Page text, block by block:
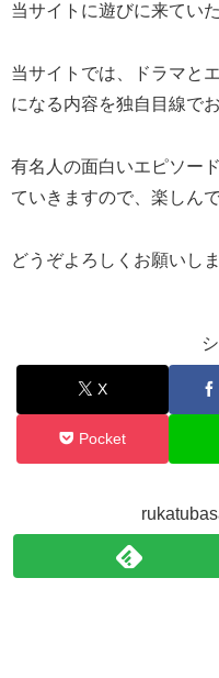
当サイトに遊びに来てい
当サイトでは、ドラマと
になる内容を独自目線で
有名人の面白いエピソー
ていきますので、楽しん
どうぞよろしくお願いしま
X
Pocket